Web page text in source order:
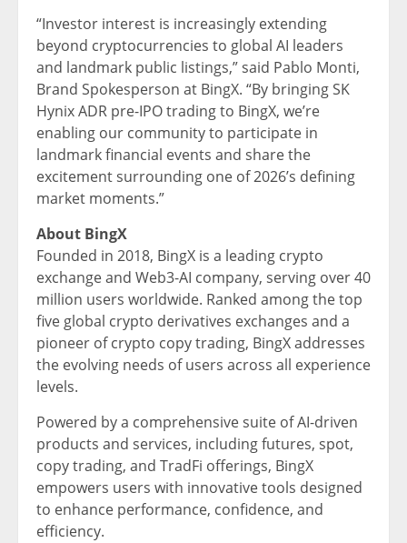
“Investor interest is increasingly extending
beyond cryptocurrencies to global AI leaders
and landmark public listings,” said Pablo Monti,
Brand Spokesperson at BingX. “By bringing SK
Hynix ADR pre-IPO trading to BingX, we’re
enabling our community to participate in
landmark financial events and share the
excitement surrounding one of 2026’s defining
market moments.”
About BingX
Founded in 2018, BingX is a leading crypto
exchange and Web3-AI company, serving over 40
million users worldwide. Ranked among the top
five global crypto derivatives exchanges and a
pioneer of crypto copy trading, BingX addresses
the evolving needs of users across all experience
levels.
Powered by a comprehensive suite of AI-driven
products and services, including futures, spot,
copy trading, and TradFi offerings, BingX
empowers users with innovative tools designed
to enhance performance, confidence, and
efficiency.